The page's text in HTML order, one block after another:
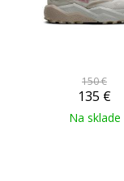
150 €
135 €
Na sklade